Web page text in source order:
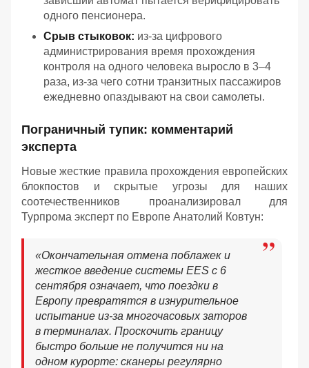
одного пенсионера.
Срыв стыковок: из-за цифрового
администрирования время прохождения
контроля на одного человека выросло в 3–4
раза, из-за чего сотни транзитных пассажиров
ежедневно опаздывают на свои самолеты.
Пограничный тупик: комментарий
эксперта
Новые жесткие правила прохождения европейских
блокпостов и скрытые угрозы для наших
соотечественников проанализировал для
Турпрома эксперт по Европе Анатолий Ковтун:
«Окончательная отмена поблажек и
жесткое введение системы EES с 6
сентября означает, что поездки в
Европу превратятся в изнурительное
испытание из-за многочасовых заторов
в терминалах. Проскочить границу
быстро больше не получится ни на
одном курорте: сканеры регулярно